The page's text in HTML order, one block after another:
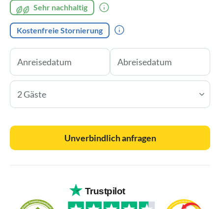
Sehr nachhaltig
Kostenfreie Stornierung
2 Gäste
Unverbindlich anfragen